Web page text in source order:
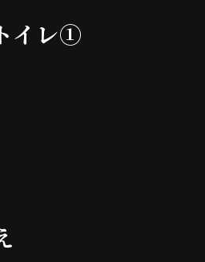
イレ①